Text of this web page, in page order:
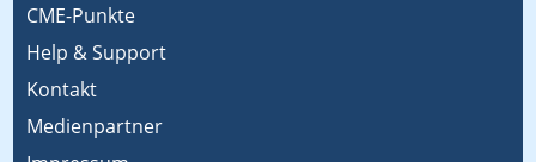
CME-Punkte
Help & Support
Kontakt
Medienpartner